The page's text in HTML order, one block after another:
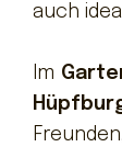
auch
Im